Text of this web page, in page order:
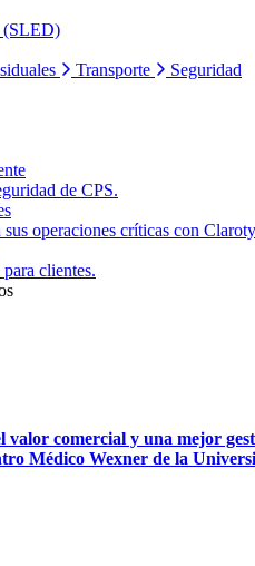
(SLED)
Transporte
Seguridad
de CPS.
operaciones críticas con
clientes.
valor comercial y una mejor
Médico Wexner de la